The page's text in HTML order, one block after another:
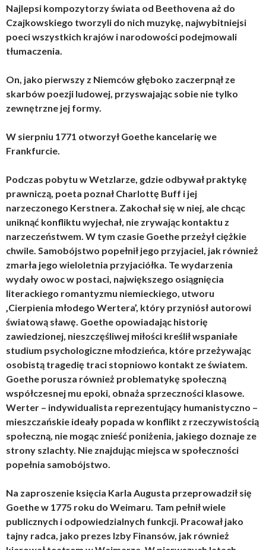
Najlepsi kompozytorzy świata od Beethovena aż do
Czajkowskiego tworzyli do nich muzykę, najwybitniejsi
poeci wszystkich krajów i narodowości podejmowali
tłumaczenia.
On, jako pierwszy z Niemców głęboko zaczerpnął ze
skarbów poezji ludowej, przyswajając sobie nie tylko
zewnętrzne jej formy.
W sierpniu 1771 otworzył Goethe kancelarię we
Frankfurcie.
Podczas pobytu w Wetzlarze, gdzie odbywał praktykę
prawniczą, poeta poznał Charlottę Buff i jej
narzeczonego Kerstnera. Zakochał się w niej, ale chcąc
uniknąć konfliktu wyjechał, nie zrywając kontaktu z
narzeczeństwem. W tym czasie Goethe przeżył ciężkie
chwile. Samobójstwo popełnił jego przyjaciel, jak również
zmarła jego wieloletnia przyjaciółka. Te wydarzenia
wydały owoc w postaci, największego osiągnięcia
literackiego romantyzmu niemieckiego, utworu
‚Cierpienia młodego Wertera’, który przyniósł autorowi
światową sławę. Goethe opowiadając historię
zawiedzionej, nieszczęśliwej miłości kreślił wspaniałe
studium psychologiczne młodzieńca, które przeżywając
osobistą tragedię traci stopniowo kontakt ze światem.
Goethe porusza również problematykę społeczną
współczesnej mu epoki, obnaża sprzeczności klasowe.
Werter – indywidualista reprezentujący humanistyczno –
mieszczańskie ideały popada w konflikt z rzeczywistością
społeczną, nie mogąc znieść poniżenia, jakiego doznaje ze
strony szlachty. Nie znajdując miejsca w społeczności
popełnia samobójstwo.
Na zaproszenie księcia Karla Augusta przeprowadził się
Goethe w 1775 roku do Weimaru. Tam pełnił wiele
publicznych i odpowiedzialnych funkcji. Pracował jako
tajny radca, jako prezes Izby Finansów, jak również